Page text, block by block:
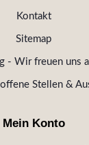
Kontakt
Sitemap
- Wir freuen uns
Stellen &
Mein Konto